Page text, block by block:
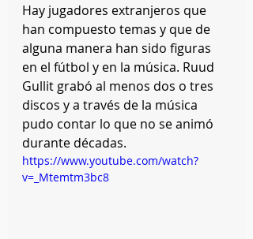
Hay jugadores extranjeros que
han compuesto temas y que de
alguna manera han sido figuras
en el fútbol y en la música. Ruud
Gullit grabó al menos dos o tres
discos y a través de la música
pudo contar lo que no se animó
durante décadas.
https://www.youtube.com/watch?
v=_Mtemtm3bc8